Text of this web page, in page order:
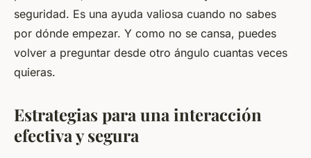
seguridad. Es una ayuda valiosa cuando no sabes
por dónde empezar. Y como no se cansa, puedes
volver a preguntar desde otro ángulo cuantas veces
quieras.
Estrategias para una interacción
efectiva y segura